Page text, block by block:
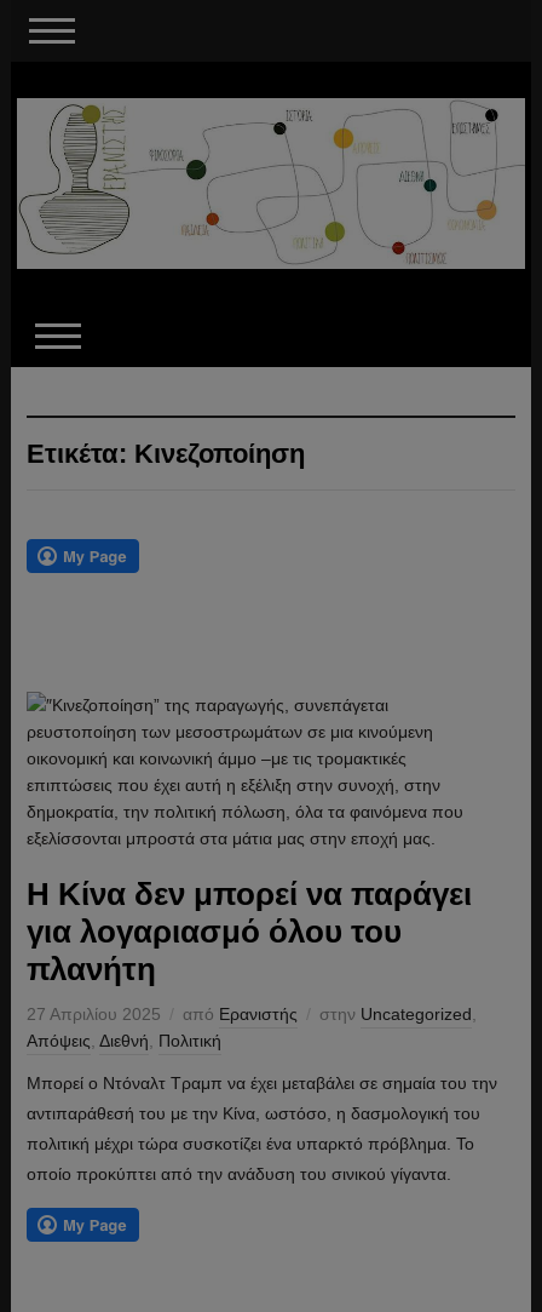
Ετικέτα: Κινεζοποίηση
Η Κίνα δεν μπορεί να παράγει
για λογαριασμό όλου του
πλανήτη
27 Απριλίου 2025 από Ερανιστής στην Uncategorized
Απόψεις Διεθνή Πολιτική
Μπορεί ο Ντόναλτ Τραμπ να έχει μεταβάλει σε σημαία του την
αντιπαράθεσή του με την Κίνα, ωστόσο, η δασμολογική του
πολιτική μέχρι τώρα συσκοτίζει ένα υπαρκτό πρόβλημα. Το
οποίο προκύπτει από την ανάδυση του σινικού γίγαντα.